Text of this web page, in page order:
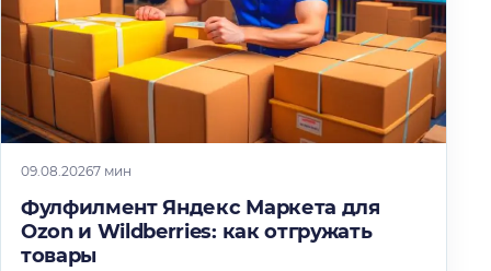
09.08.20267 мин
Фулфилмент Яндекс Маркета для
Ozon и Wildberries: как отгружать
товары